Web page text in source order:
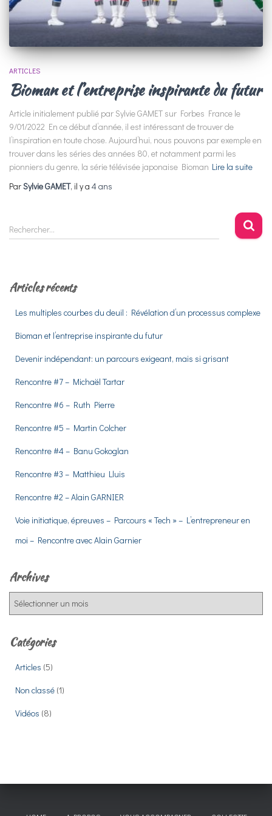
ARTICLES
Bioman et l’entreprise inspirante du futur
Article initialement publié par Sylvie GAMET sur Forbes France le
9/01/2022 En ce début d’année, il est intéressant de trouver de
l’inspiration en toute chose. Aujourd’hui, nous pouvons par exemple en
trouver dans les séries des années 80, et notamment parmi les
pionniers du genre, la série télévisée japonaise Bioman Lire la suite
ParSylvie GAMET, il y a 4 ans
e
r
Rechercher…
Articles récents
Les multiples courbes du deuil : Révélation d’un processus complexe
Bioman et l’entreprise inspirante du futur
Devenir indépendant: un parcours exigeant, mais si grisant
Rencontre #7 – Michaël Tartar
Rencontre #6 – Ruth Pierre
Rencontre #5 – Martin Colcher
Rencontre #4 – Banu Gokoglan
Rencontre #3 – Matthieu Lluis
Rencontre #2 – Alain GARNIER
Voie initiatique, épreuves – Parcours « Tech » – L’entrepreneur en
moi – Rencontre avec Alain Garnier
Archives
h
Catégories
Articles (5)
Non classé (1)
Vidéos (8)